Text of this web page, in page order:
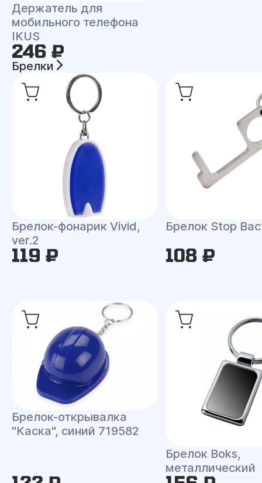
Держатель для
мобильного телефона
IKUS
246 ₽
Брелки
Брелок-фонарик Vivid,
ver.2
119 ₽
Брелок Stop
108 ₽
Брелок-открывалка
"Каска", синий 719582
Брелок Boks,
металлический